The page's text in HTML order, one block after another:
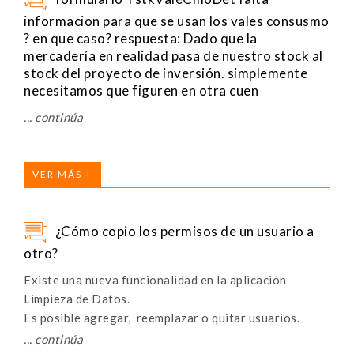
informacion para que se usan los vales consusmo
? en que caso? respuesta: Dado que la
mercadería en realidad pasa de nuestro stock al
stock del proyecto de inversión. simplemente
necesitamos que figuren en otra cuen
VER MÁS +
¿Cómo copio los permisos de un usuario a
otro?
Existe una nueva funcionalidad en la aplicación
Limpieza de Datos.
Es posible agregar, reemplazar o quitar usuarios.
La aplicación se encuentra en la ruta: